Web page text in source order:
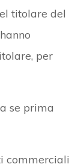
titolare del
per
se prima
commerciali